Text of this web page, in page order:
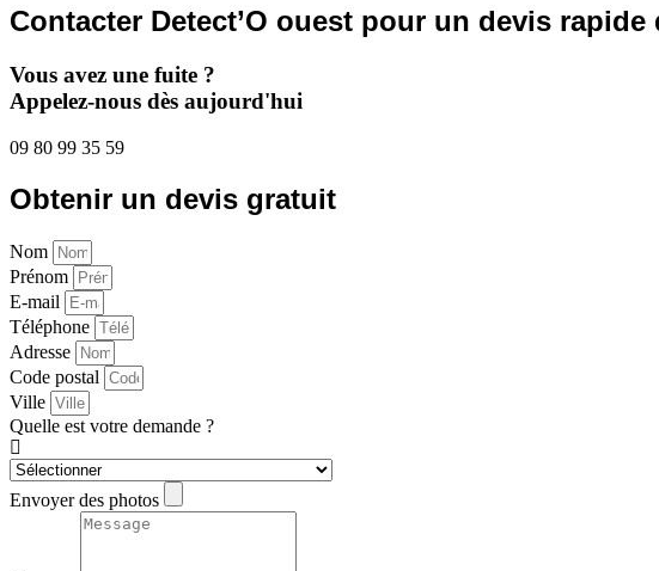
Contacter Detect’O ouest pour un devis
Vous avez une fuite ?
Appelez-nous dès aujourd'hui
09 80 99 35 59
Obtenir un devis gratuit
Nom
Prénom
E-mail
Téléphone
Adresse
Code postal
Ville
Quelle est votre demande ?
Envoyer des photos